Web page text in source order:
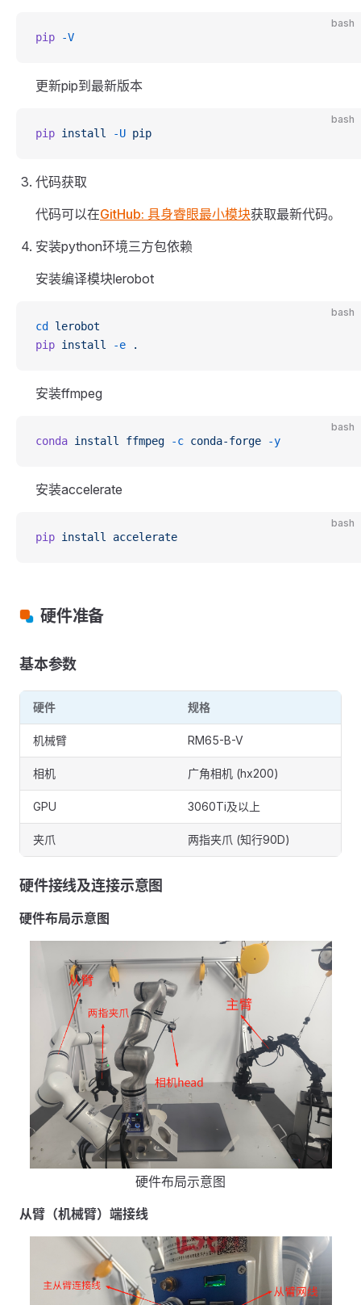
bash
pip -V
更新pip到最新版本
bash
pip install -U pip
代码获取
代码可以在GitHub: 具身睿眼最小模块获取最新代码。
安装python环境三方包依赖
安装编译模块lerobot
bash
cd
lerobot
pip install -e .
安装ffmpeg
bash
conda install ffmpeg -c conda-forge -y
安装accelerate
bash
pip install accelerate
硬件准备
基本参数
硬件 规格
机械臂 RM65-B-V
相机 广角相机 (hx200)
GPU 3060Ti及以上
夹爪 两指夹爪 (知行90D)
硬件接线及连接示意图
硬件布局示意图
硬件布局示意图
从臂（机械臂）端接线